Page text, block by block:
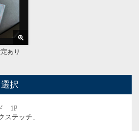
あり
択
1P
ステッチ」